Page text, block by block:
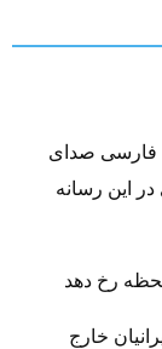
فارسی صدای
این رسانه
رخ دهد
خارج